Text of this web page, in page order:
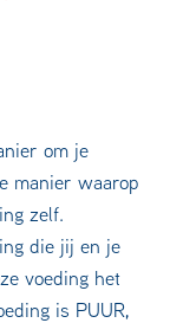
om je
manier waarop
zelf.
die jij en je
voeding het
is PUUR,